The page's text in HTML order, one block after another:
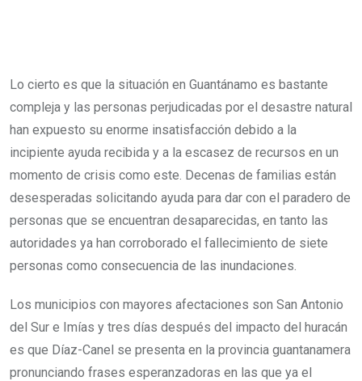
Lo cierto es que la situación en Guantánamo es bastante
compleja y las personas perjudicadas por el desastre natural
han expuesto su enorme insatisfacción debido a la
incipiente ayuda recibida y a la escasez de recursos en un
momento de crisis como este. Decenas de familias están
desesperadas solicitando ayuda para dar con el paradero de
personas que se encuentran desaparecidas, en tanto las
autoridades ya han corroborado el fallecimiento de siete
personas como consecuencia de las inundaciones.
Los municipios con mayores afectaciones son San Antonio
del Sur e Imías y tres días después del impacto del huracán
es que Díaz-Canel se presenta en la provincia guantanamera
pronunciando frases esperanzadoras en las que ya el